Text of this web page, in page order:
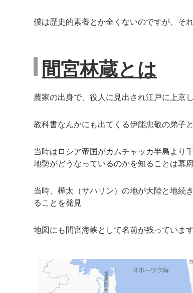
僕は歴史的素養とか全くないのですが、そ
間宮林蔵とは
農家の出身で、役人に見出され江戸に上京
教科書なんかにも出てくる伊能忠敬の弟子
当時はロシア帝国がカムチャッカ半島より
地勢がどうなっているのかを知ることは幕
当時、樺太（サハリン）の地が大陸と地続
ることを発見
地図にも間宮海峡として名前が残っています